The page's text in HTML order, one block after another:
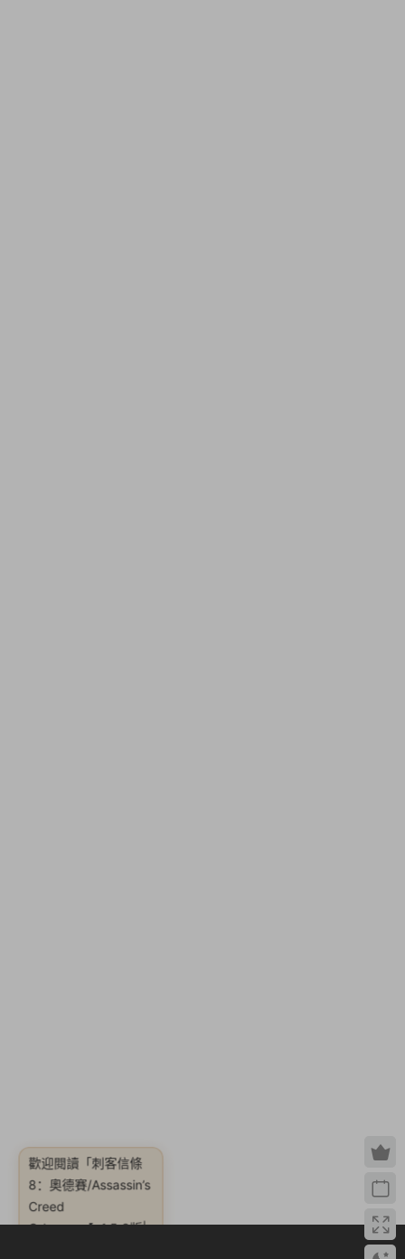
歡迎閱讀 「刺客信條
8：奧德賽/Assassin’s
Creed
Odyssey【v1.5.3版|
容量100GB|集成全
DLCs|官方簡體中文|
贈官方原聲56首BGM|
贈多項修改器|贈1.5.3
二周目全氪金.全
UPLAY.99級地圖全
開.問号全清.高效率劇